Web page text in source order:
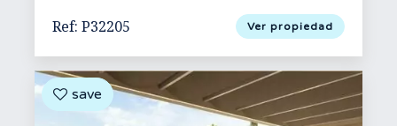
Ref: P32205 Ver propiedad